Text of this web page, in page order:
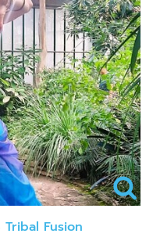
Tribal Fusion